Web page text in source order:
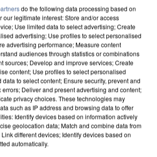
CES CANICULES, LES REFUGES
SONT...
do the following data processing based on
our legitimate interest: Store and/or access
Use limited data to select advertising; Create
advertising; Use profiles to select personalised
advertising performance; Measure content
audiences through statistics or combinations
sources; Develop and improve services; Create
content; Use profiles to select personalised
data to select content; Ensure security, prevent and
errors; Deliver and present advertising and content;
privacy choices. These technologies may
such as IP address and browsing data to offer
Identify devices based on information actively
geolocation data; Match and combine data from
different devices; Identify devices based on
automatically.